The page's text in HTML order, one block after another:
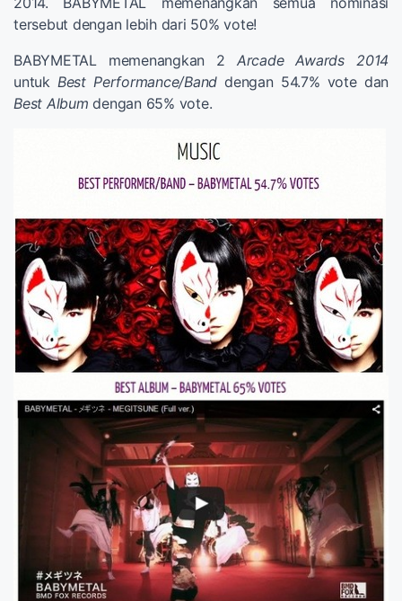
tersebut dengan lebih dari 50% vote!
BABYMETAL memenangkan 2 Arcade Awards 2014
untuk Best Performance/Band dengan 54.7% vote dan
Best Album dengan 65% vote.